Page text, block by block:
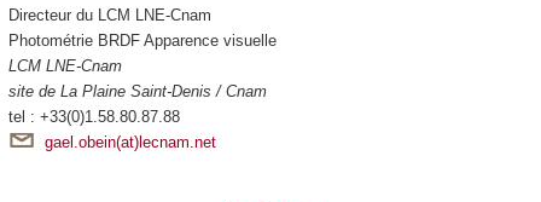
Directeur du LCM LNE-Cnam
Photométrie BRDF Apparence visuelle
LCM LNE-Cnam
site de La Plaine Saint-Denis / Cnam
tel : +33(0)1.58.80.87.88
gael.obein(at)lecnam.net